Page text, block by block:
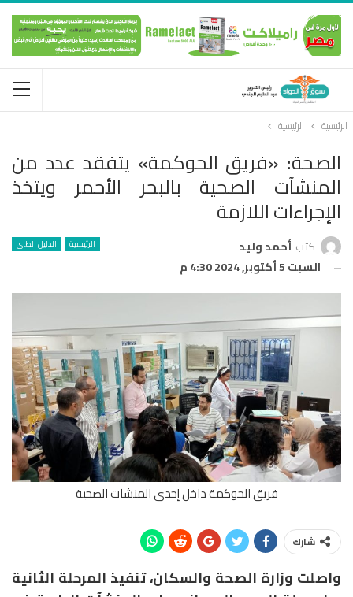
الرئيسية الرئيسية
الصحة: «فريق الحوكمة» يتفقد عدد من
المنشآت الصحية بالبحر الأحمر ويتخذ
الإجراءات اللازمة
الرئيسية الدليل الطبى كتب أحمد وليد
السبت 5 أكتوبر, 2024 4:30 م
فريق الحوكمة داخل إحدى المنشآت الصحية
شارك
واصلت وزارة الصحة والسكان، تنفيذ المرحلة الثانية